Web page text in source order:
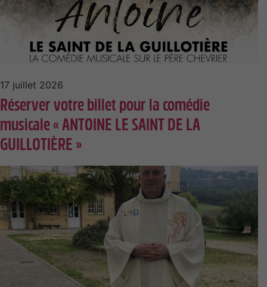
17 juillet 2026
Réserver votre billet pour la comédie
musicale « ANTOINE LE SAINT DE LA
GUILLOTIÈRE »